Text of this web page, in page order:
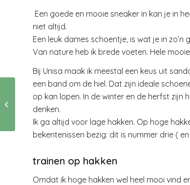
Een goede en mooie sneaker in kan je in
niet altijd.
Een leuk dames schoentje, is wat je in
Van nature heb ik brede voeten. Hele
Bij Unisa maak ik meestal een keus uit
een band om de hiel. Dat zijn ideale
op kan lopen. In de winter en de herfst zijn
denken.
Ik ga altijd voor lage hakken. Op hoge
bekentenissen bezig: dit is nummer drie (
trainen op hakken
Omdat ik hoge hakken wel heel mooi vind
Tuinideeen: zelf
composteren